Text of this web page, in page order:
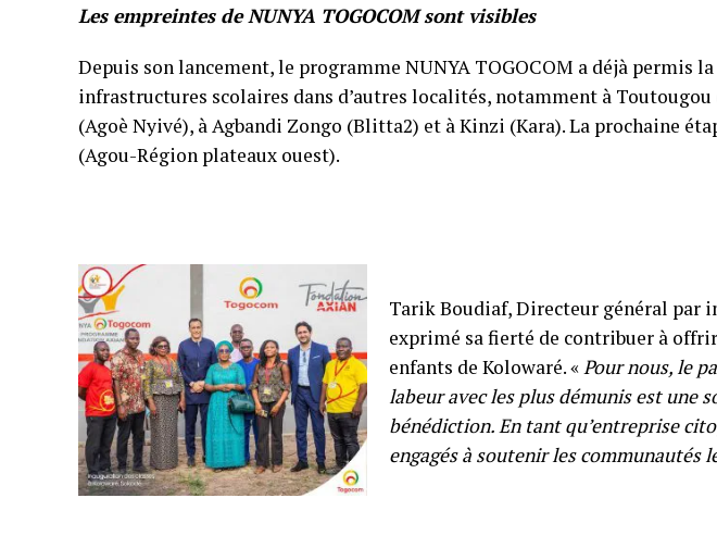
Les empreintes de NUNYA TOGOCOM sont visibles
Depuis son lancement, le programme NUNYA TOGOCOM a déjà permis
infrastructures scolaires dans d’autres localités, notamment à
(Agoè Nyivé), à Agbandi Zongo (Blitta2) et à Kinzi (Kara). La prochaine
(Agou-Région plateaux ouest).
Tarik Boudiaf, Directeur général par
exprimé sa fierté de contribuer à
enfants de Kolowaré. «Pour nous, le
labeur avec les plus démunis est une
bénédiction. En tant qu’entreprise
engagés à soutenir les communautés